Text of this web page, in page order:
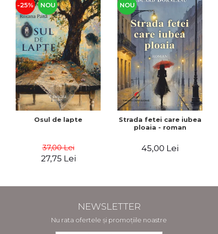
-25% NOU
Osul de lapte
37,00 Lei
27,75 Lei
NOU
Strada fetei care iubea
ploaia - roman
45,00 Lei
NEWSLETTER
Nu rata ofertele și promoțiile noastre